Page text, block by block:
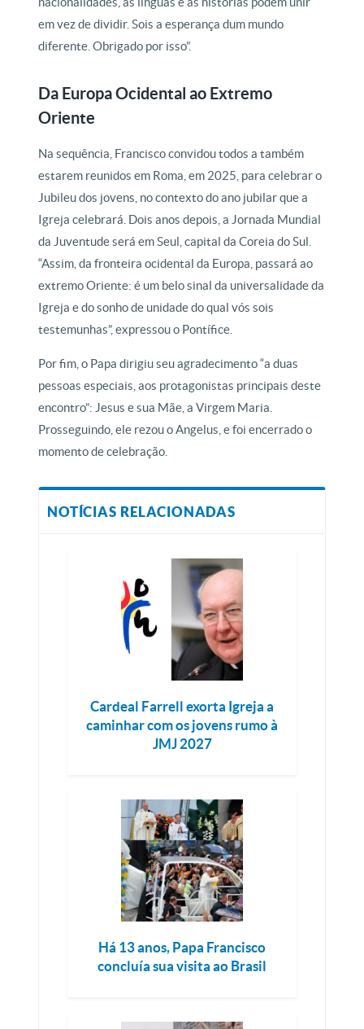
em vez de dividir. Sois a esperança dum mundo
diferente. Obrigado por isso”.
Da Europa Ocidental ao Extremo
Oriente
Na sequência, Francisco convidou todos a também
estarem reunidos em Roma, em 2025, para celebrar o
Jubileu dos jovens, no contexto do ano jubilar que a
Igreja celebrará. Dois anos depois, a Jornada Mundial
da Juventude será em Seul, capital da Coreia do Sul.
“Assim, da fronteira ocidental da Europa, passará ao
extremo Oriente: é um belo sinal da universalidade da
Igreja e do sonho de unidade do qual vós sois
testemunhas”, expressou o Pontífice.
Por fim, o Papa dirigiu seu agradecimento “a duas
pessoas especiais, aos protagonistas principais deste
encontro”: Jesus e sua Mãe, a Virgem Maria.
Prosseguindo, ele rezou o Angelus, e foi encerrado o
momento de celebração.
NOTÍCIAS RELACIONADAS
Cardeal Farrell exorta Igreja a
caminhar com os jovens rumo à
JMJ 2027
Há 13 anos, Papa Francisco
concluía sua visita ao Brasil